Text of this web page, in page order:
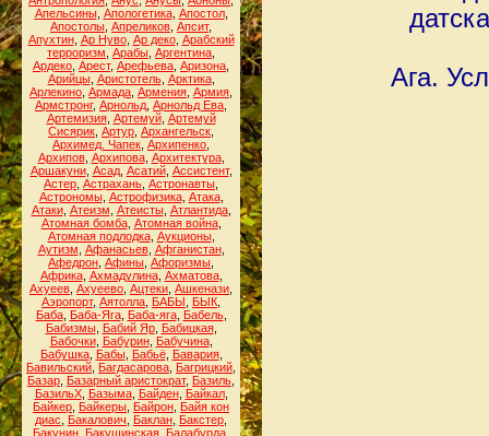
Апельсины, Апологетика, Апостол,
Апостолы Апреликов Апсит,
Апухтин, Ар Нуво, Ар деко, Арабский
терроризм Арабы Аргентина
Ардеко Арест, Арефьева Аризона
Арийцы, Аристотель, Арктика,
Арлекино Армада Армения Армия
Армстронг, Арнольд Арнольд Ева
Артемизия, Артемуй, Артемуй
Сисярик Артур Архангельск
Архимед. Чапек Архипенко
Архипов, Архипова, Архитектура,
Аршакуни, Асад, Асатий, Ассистент,
Астер Астрахань Астронавты
Астрономы, Астрофизика, Атака,
Атаки, Атеизм Атеисты, Атлантида,
Атомная бомба, Атомная война,
Атомная подлодка, Аукционы,
Аутизм Афанасьев, Афганистан,
Афедрон Афины Афоризмы
Африка, Ахмадулина, Ахматова,
Ахуеев Ахуеево Ацтеки Ашкенази
Аэропорт, Аятолла БАБЫ БЫК
Баба, Баба-Яга, Баба-яга, Бабель,
Бабизмы, Бабий Яр, Бабицкая,
Бабочки, Бабурин, Бабучина,
Бабушка, Бабы, Бабьё, Бавария,
Бавильский Багдасарова Багрицкий
Базар Базарный аристократ, Базиль
БазильХ, Базыма, Байден, Байкал,
Байкер Байкеры Байрон Байя кон
диас
Бакалович Баклан Бакстер
Бакунин Бакушинская Балабурда
Ага.